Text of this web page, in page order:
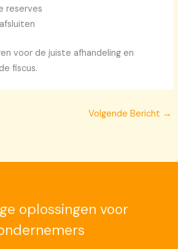
reserves
voor de juiste afhandeling en
fiscus.
Volgende Bericht →
oplossingen voor